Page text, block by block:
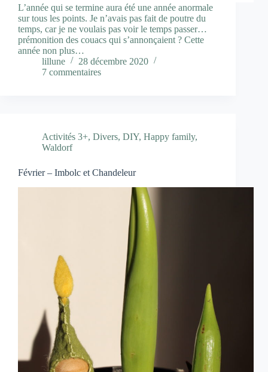
L’année qui se termine aura été une année anormale
sur tous les points. Je n’avais pas fait de poutre du
temps, car je ne voulais pas voir le temps passer…
prémonition des couacs qui s’annonçaient ? Cette
année non plus…
lillune
28 décembre 2020
7 commentaires
Activités 3+, Divers, DIY, Happy family,
Waldorf
Février – Imbolc et Chandeleur